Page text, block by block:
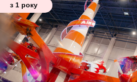
з 1 року